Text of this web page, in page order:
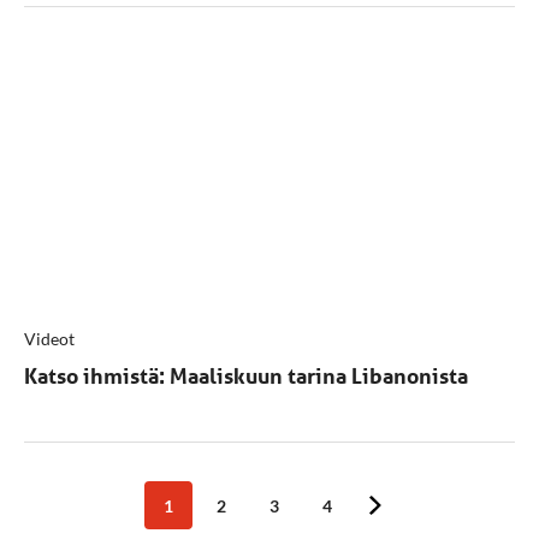
Videot
Katso ihmistä: Maaliskuun tarina Libanonista
1 2 3 4